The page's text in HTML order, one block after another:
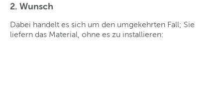
2. Wunsch
Dabei handelt es sich um den umgekehrten Fall; Sie
liefern das Material, ohne es zu installieren: